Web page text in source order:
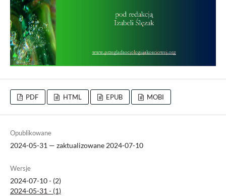
PDF HTML EPUB MOBI
Opublikowane
2024-05-31 — zaktualizowane 2024-07-10
Wersje
2024-07-10 - (2)
2024-05-31 - (1)